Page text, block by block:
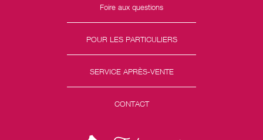
Foire aux questions
POUR LES PARTICULIERS
SERVICE APRÈS-VENTE
CONTACT